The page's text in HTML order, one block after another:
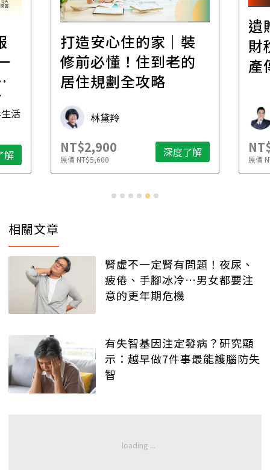
活
解
打造安心住的家｜裝
修前必懂！住到老的
居住規劃全攻略
林黛羚
NT$2,900
原價NT$5,600 深度了解
遺
財
產
原價
相關文章
腎虛不一定腎有問題！夜尿、
疲倦、手腳冰冷…男女都要注
意的更年期危機
有失智基因注定發病？研究顯
示：越早做7件事最能護腦防失
智